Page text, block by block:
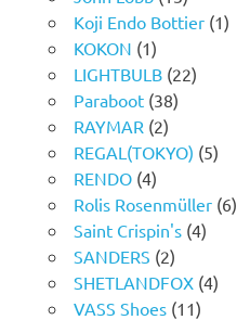
Koji Endo Bottier(1)
KOKON (1)
LIGHTBULB(22)
Paraboot(38)
RAYMAR (2)
REGAL(TOKYO) (5)
RENDO(4)
Rolis Rosenmüller(6)
Saint Crispin's(4)
SANDERS (2)
SHETLANDFOX(4)
VASS Shoes(11)